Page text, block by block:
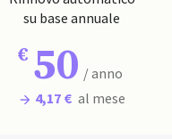
su base annuale
50 / anno
4,17 € al mese